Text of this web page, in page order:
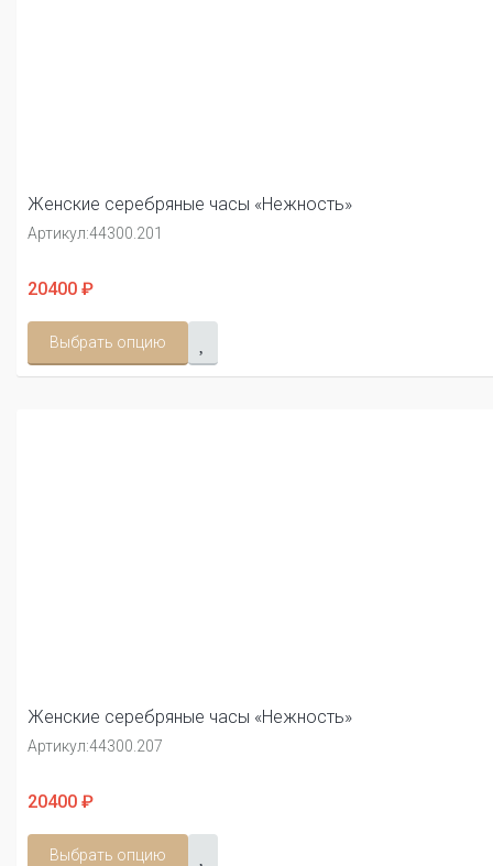
Женские серебряные часы «Нежность»
Артикул:44300.201
20400 ₽
Выбрать опцию
Женские серебряные часы «Нежность»
Артикул:44300.207
20400 ₽
Выбрать опцию